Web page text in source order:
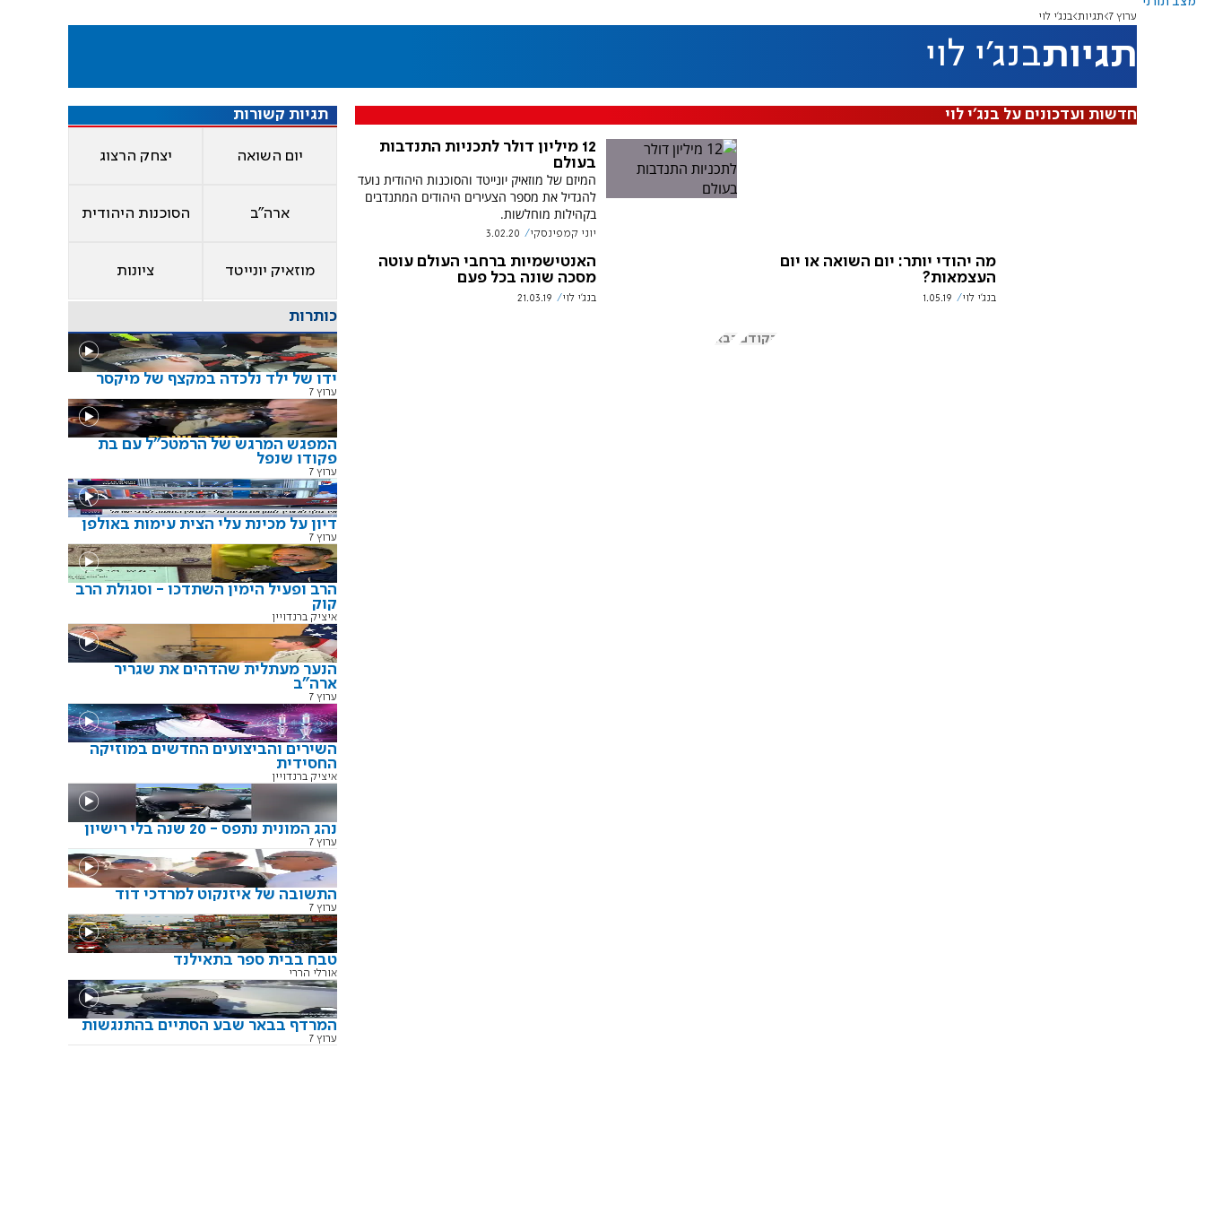
ערוץ 7 תגיות בנג'י לוי
תגיותבנג'י לוי
חדשות ועדכונים על בנג'י לוי
12 מיליון דולר לתכניות התנדבות
בעולם
המיזם של מוזאיק יונייטד והסוכנות היהודית נועד
להגדיל את מספר הצעירים היהודים המתנדבים
בקהילות מוחלשות.
יוני קמפינסקי 3.02.20
מה יהודי יותר: יום השואה או יום
העצמאות?
בנג'י לוי 1.05.19
האנטישמיות ברחבי העולם עוטה
מסכה שונה בכל פעם
בנג'י לוי 21.03.19
הקודם הבא
תגיות קשורות
יום השואה יצחק הרצוג
ארה"ב הסוכנות היהודית
מוזאיק יונייטד ציונות
כותרות
ידו של ילד נלכדה במקצף של מיקסר
ערוץ 7
המפגש המרגש של הרמטכ"ל עם בת
פקודו שנפל
ערוץ 7
דיון על מכינת עלי הצית עימות באולפן
ערוץ 7
הרב ופעיל הימין השתדכו - וסגולת הרב
קוק
איציק ברנדויין
הנער מעתלית שהדהים את שגריר
ארה"ב
ערוץ 7
השירים והביצועים החדשים במוזיקה
החסידית
איציק ברנדויין
נהג המונית נתפס - 20 שנה בלי רישיון
ערוץ 7
התשובה של איזנקוט למרדכי דוד
ערוץ 7
טבח בבית ספר בתאילנד
אורלי הררי
המרדף בבאר שבע הסתיים בהתנגשות
ערוץ 7